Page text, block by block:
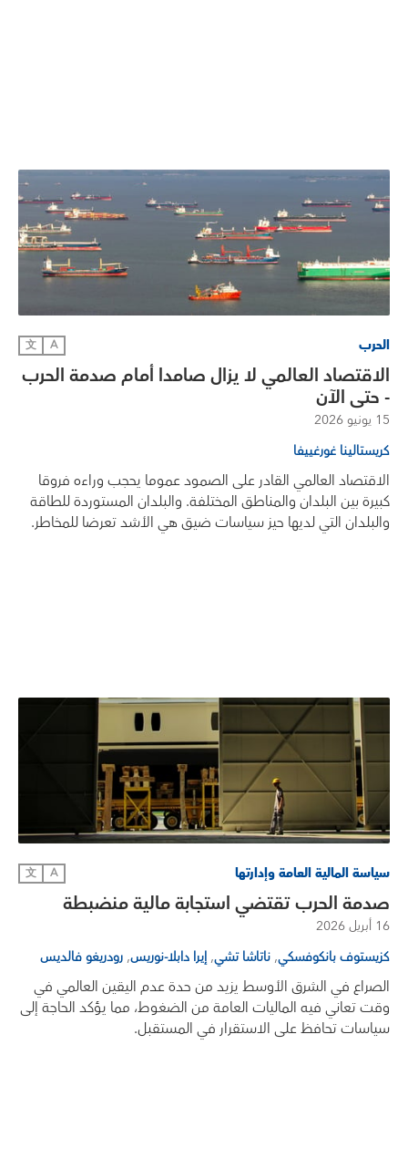
الحرب A
文
الاقتصاد العالمي لا يزال صامدا أمام صدمة الحرب
- حتى الآن
15 يونيو 2026
كريستالينا غورغييفا
الاقتصاد العالمي القادر على الصمود عموما يحجب وراءه فروقا
كبيرة بين البلدان والمناطق المختلفة. والبلدان المستوردة للطاقة
والبلدان التي لديها حيز سياسات ضيق هي الأشد تعرضا للمخاطر.
سياسة المالية العامة وإدارتها A
文
صدمة الحرب تقتضي استجابة مالية منضبطة
16 أبريل 2026
كزيستوف بانكوفسكي, ناتاشا تشي, إيرا دابلا-نوريس, رودريغو فالديس
الصراع في الشرق الأوسط يزيد من حدة عدم اليقين العالمي في
وقت تعاني فيه الماليات العامة من الضغوط، مما يؤكد الحاجة إلى
سياسات تحافظ على الاستقرار في المستقبل.